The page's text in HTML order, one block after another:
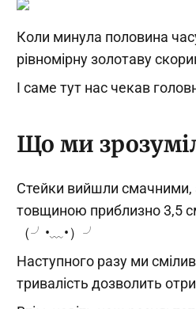
Коли минула половина
рівномірну золотаву
І саме тут нас чекав
Що ми
Стейки вийшли
товщиною приблизно 3,5
（╯•﹏•）╯
Наступного разу ми
тривалість дозволить